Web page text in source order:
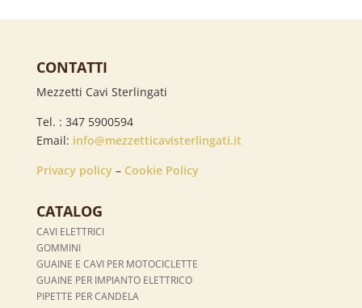
CONTATTI
Mezzetti Cavi Sterlingati
Tel. : 347 5900594
Email: info@mezzetticavisterlingati.it
Privacy policy– Cookie Policy
CATALOG
CAVI ELETTRICI
GOMMINI
GUAINE E CAVI PER MOTOCICLETTE
GUAINE PER IMPIANTO ELETTRICO
PIPETTE PER CANDELA